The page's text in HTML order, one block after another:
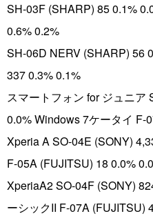
SH-03F (SHARP) 85 0.1%
0.6% 0.2%
SH-06D NERV (SHARP) 56
337 0.3% 0.1%
スマートフォン for ジュニア
0.0% Windows 7ケータイ F-
Xperia A SO-04E (SONY)
F-05A (FUJITSU) 18 0.0%
XperiaA2 SO-04F (SONY)
ーシックII F-07A (FUJITSU)